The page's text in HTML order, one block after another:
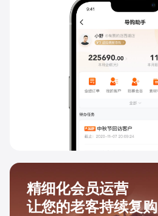
精细化会员运营
让您的老客持续复购